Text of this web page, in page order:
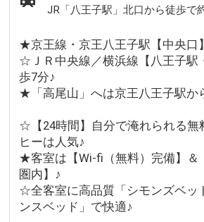
JR「八王子駅」北口から徒歩で
★京王線・京王八王子駅【中央口
☆ＪＲ中央線／横浜線【八王子駅
歩7分♪
★「高尾山」へは京王八王子駅か
☆【24時間】自分で淹れられる無
ヒーは人気♪
★客室は【Wi-fi（無料）完備】＆
圏内】♪
☆全客室に高品質「シモンズベッ
ンスベッド」で快適♪